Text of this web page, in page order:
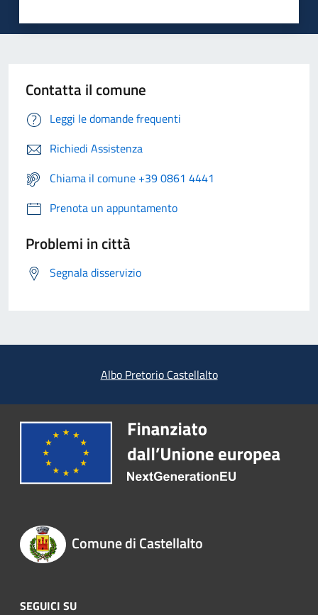
Contatta il comune
Leggi le domande frequenti
Richiedi Assistenza
Chiama il comune +39 0861 4441
Prenota un appuntamento
Problemi in città
Segnala disservizio
Albo Pretorio Castellalto
Comune di Castellalto
SEGUICI SU